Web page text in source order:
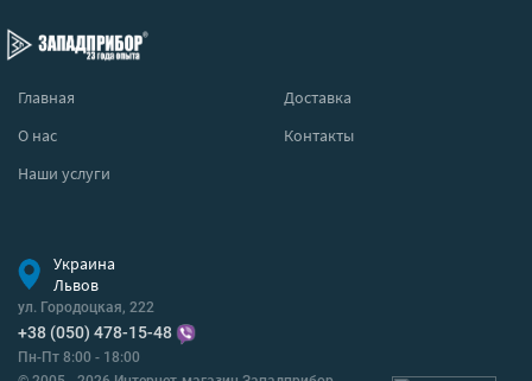
Главная
Доставка
О нас
Контакты
Наши услуги
Украина
Львов
ул. Городоцкая, 222
+38 (050) 478-15-48
Пн-Пт 8:00 - 18:00